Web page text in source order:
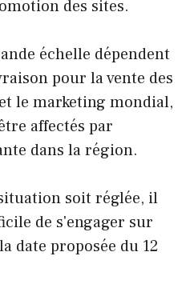
des sites.
échelle dépendent
pour la vente des
le marketing mondial,
affectés par
dans la région.
soit réglée, il
de s'engager sur
date proposée du 12